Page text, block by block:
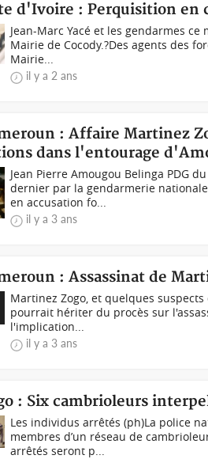
d'Ivoire : Perquisition en
Jean-Marc Yacé et les gendarmes
Mairie de Cocody.?Des agents des
Mairie...
il y a 2 ans
: Affaire Martinez
dans l'entourage
Jean Pierre Amougou Belinga PDG
dernier par la gendarmerie
en accusation fo...
il y a 3 ans
: Assassinat de
Martinez Zogo, et quelques
pourrait hériter du procès sur
l'implication...
il y a 3 ans
: Six cambrioleurs
Les individus arrêtés (ph)La police
membres d’un réseau de
arrêtés seront p...